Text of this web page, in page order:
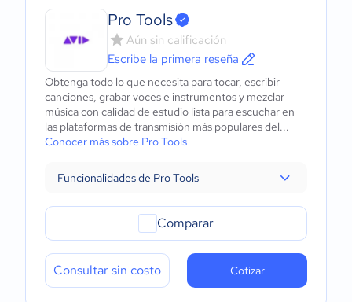
Pro Tools
Aún sin calificación
Escribe la primera reseña
Obtenga todo lo que necesita para tocar, escribir
canciones, grabar voces e instrumentos y mezclar
música con calidad de estudio lista para escuchar en
las plataformas de transmisión más populares del...
Conocer más sobre Pro Tools
Funcionalidades de Pro Tools
Comparar
Consultar sin costo Cotizar